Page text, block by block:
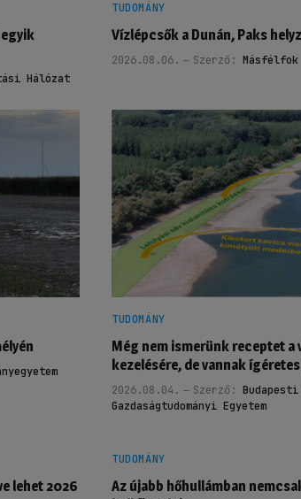
Hálózat
TUDOMÁNY
Vízlépcsők a Dunán, Paks
2026.08.06. Szerző: Másfélfok
TUDOMÁNY
Még nem ismerünk receptet a
kezelésére, de vannak
2026.08.04. Szerző:
Gazdaságtudományi Egyetem
lehet 2026
TUDOMÁNY
Az újabb hőhullámban